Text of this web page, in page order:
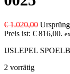
€1.020,00
Preis ist: € 816,00.
IJSLEPEL
2 vorrätig